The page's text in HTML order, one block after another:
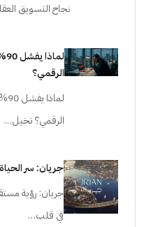
نجاح التسويق
الرقمي؟
الرقمي؟ تخيل…
جريان: سر
جريان: رؤية
في قلب…